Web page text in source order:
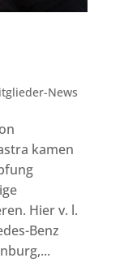
News
kamen
Hier v. l.
Benz